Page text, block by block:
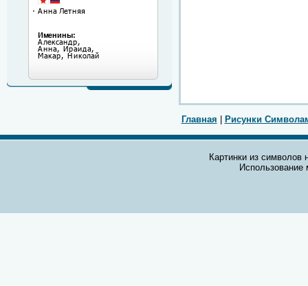
Главная Рисунки
Картинки из символов
Использование